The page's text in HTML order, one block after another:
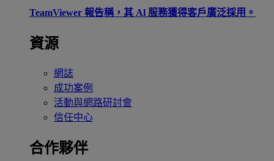
TeamViewer 報告稱，其 Al 服務獲得客戶廣泛採用。
資源
網誌
成功案例
活動與網路研討會
信任中心
合作夥伴